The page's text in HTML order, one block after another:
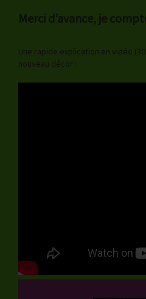
Merci d’avance, je
Une rapide explication en vidéo
nouveau décor :